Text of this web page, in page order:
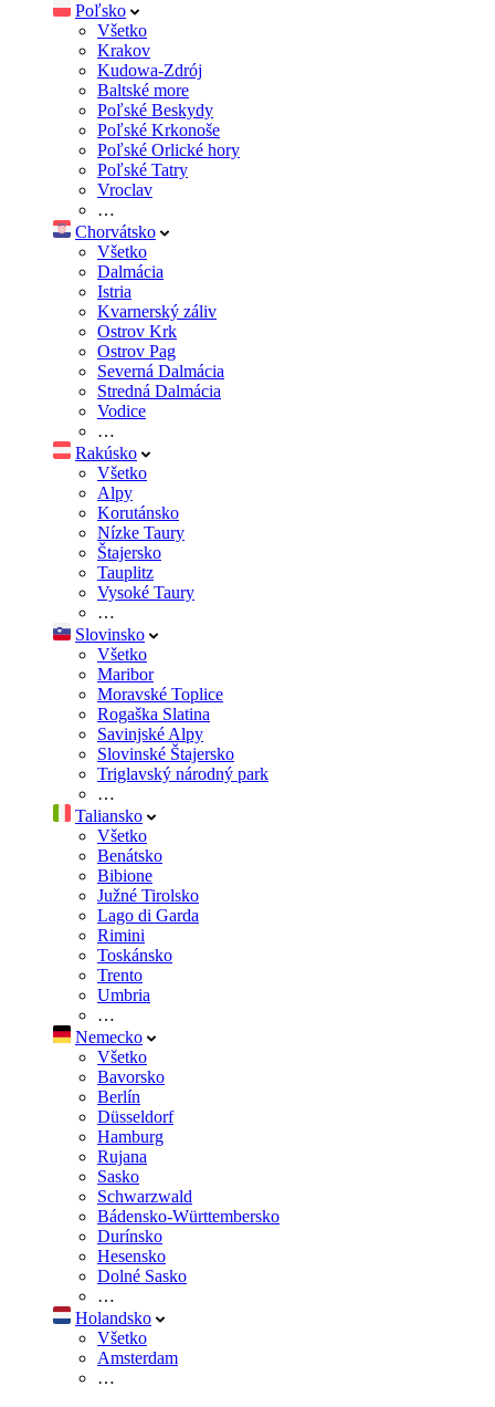
Poľsko
Všetko
Krakov
Kudowa-Zdrój
Baltské more
Poľské Beskydy
Poľské Krkonoše
Poľské Orlické hory
Poľské Tatry
Vroclav
…
Chorvátsko
Všetko
Dalmácia
Istria
Kvarnerský záliv
Ostrov Krk
Ostrov Pag
Severná Dalmácia
Stredná Dalmácia
Vodice
…
Rakúsko
Všetko
Alpy
Korutánsko
Nízke Taury
Štajersko
Tauplitz
Vysoké Taury
…
Slovinsko
Všetko
Maribor
Moravské Toplice
Rogaška Slatina
Savinjské Alpy
Slovinské Štajersko
Triglavský národný park
…
Taliansko
Všetko
Benátsko
Bibione
Južné Tirolsko
Lago di Garda
Rimini
Toskánsko
Trento
Umbria
…
Nemecko
Všetko
Bavorsko
Berlín
Düsseldorf
Hamburg
Rujana
Sasko
Schwarzwald
Bádensko-Württembersko
Durínsko
Hesensko
Dolné Sasko
…
Holandsko
Všetko
Amsterdam
…